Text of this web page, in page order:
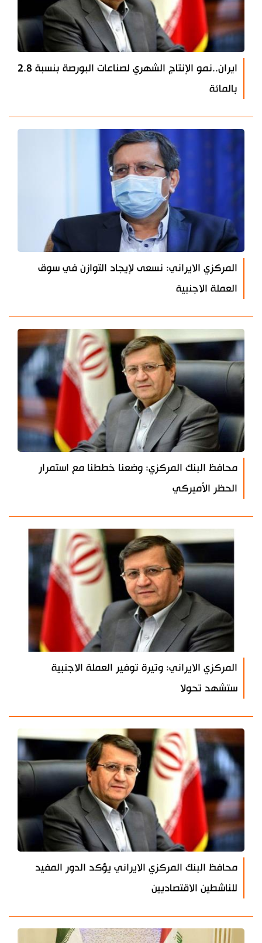
ايران..نمو الإنتاج الشهري لصناعات البورصة بنسبة 2.8
بالمائة
المركزي الايراني: نسعى لإيجاد التوازن في سوق
العملة الاجنبية
محافظ البنك المركزي: وضعنا خططنا مع استمرار
الحظر الأميركي
المركزي الايراني: وتيرة توفير العملة الاجنبية
ستشهد تحولا
محافظ البنك المركزي الايراني يؤكد الدور المفيد
للناشطين الاقتصاديين